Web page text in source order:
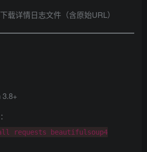
载详情日志文件（含原始URL）
3.8+
requests beautifulsoup4